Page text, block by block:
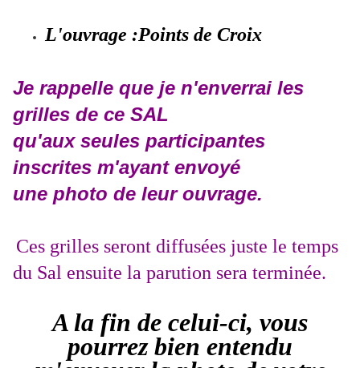
L'ouvrage :Points de Croix
Je rappelle que je n'enverrai les
grilles de ce SAL
qu'aux seules participantes
inscrites m'ayant envoyé
une photo de leur ouvrage.
Ces grilles seront diffusées juste le temps
du Sal ensuite la parution sera terminée.
A la fin de celui-ci, vous
pourrez bien entendu